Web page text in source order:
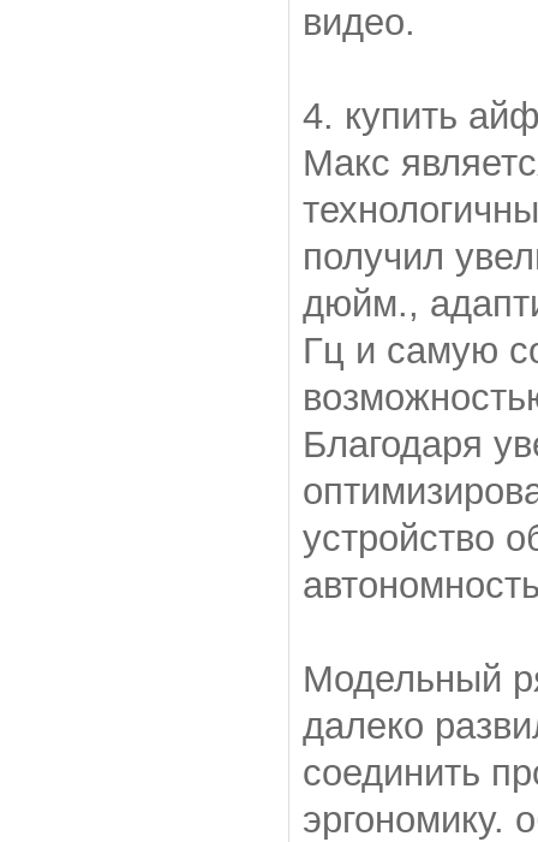
видео.
4. купить
Макс
получил
дюйм.,
Гц и самую
Благодаря
устройство
Модельный
далеко
соединить
эргономику.